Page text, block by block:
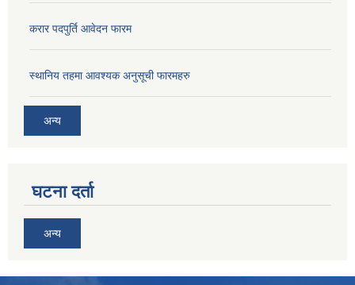
करार पदपुर्ति आवेदन फारम
स्थानिय तहमा आवश्यक अनुसूची फारमहरु
अन्य
घटना दर्ता
अन्य